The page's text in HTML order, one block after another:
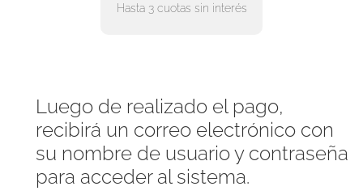
Hasta 3 cuotas sin interés
Luego de realizado el pago,
recibirá un correo electrónico con
su nombre de usuario y contraseña
para acceder al sistema.